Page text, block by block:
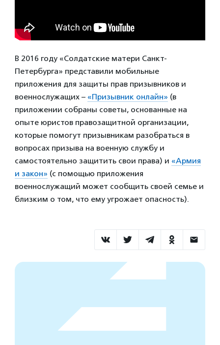
В 2016 году «Солдатские матери Санкт-
Петербурга» представили мобильные
приложения для защиты прав призывников и
военнослужащих – «Призывник онлайн» (в
приложении собраны советы, основанные на
опыте юристов правозащитной организации,
которые помогут призывникам разобраться в
вопросах призыва на военную службу и
самостоятельно защитить свои права) и «Армия
и закон» (с помощью приложения
военнослужащий может сообщить своей семье и
близким о том, что ему угрожает опасность).